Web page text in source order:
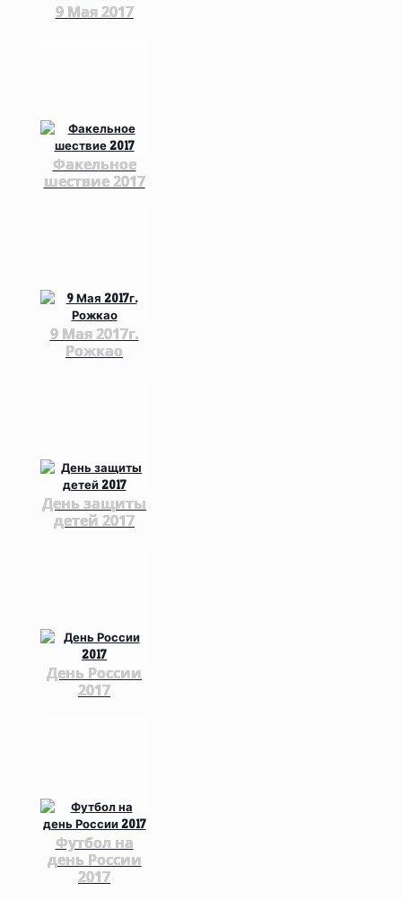
9 Мая 2017
Факельное
шествие 2017
9 Мая 2017г.
Рожкао
День защиты
детей 2017
День России
2017
Футбол на
день России
2017